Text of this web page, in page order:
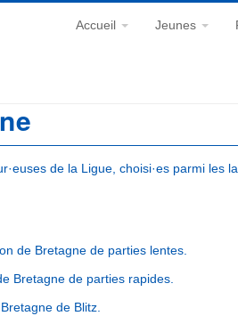
Accueil Jeunes
de la Ligue, choisi·es parmi les
de Bretagne de parties lentes.
Bretagne de parties rapides.
de Blitz.